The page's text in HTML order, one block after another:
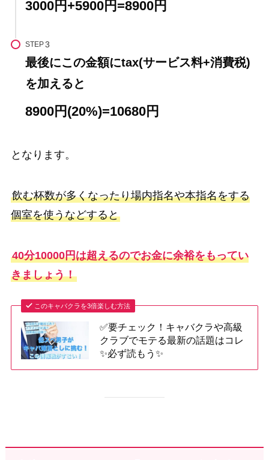
3000円+5900円=8900円
STEP
最後にこの金額にtax(サービス料+消費税)
を加えると
8900円(20%)=10680円
となります。
飲む杯数が多くなったり場内指名や本指名をする
個室を使うなどすると
40分10000円は超えるのでお金に余裕をもってい
きましょう！
このキャバクラを3倍楽しむ方法
✅要チェック！キャバクラや高級
クラブでモテる最新の話題はコレ
✨必ず読もう✨